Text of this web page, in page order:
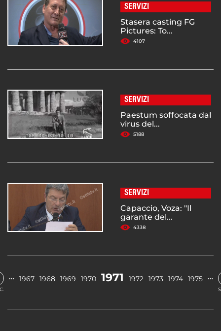
SERVIZI
Stasera casting FG
Pictures: To...
4107
SERVIZI
Paestum soffocata dal
virus del...
5188
SERVIZI
Capaccio, Voza: "Il
garante del...
4338
… 1967 1968 1969 1970 1971 1972 1973 1974 1975 …